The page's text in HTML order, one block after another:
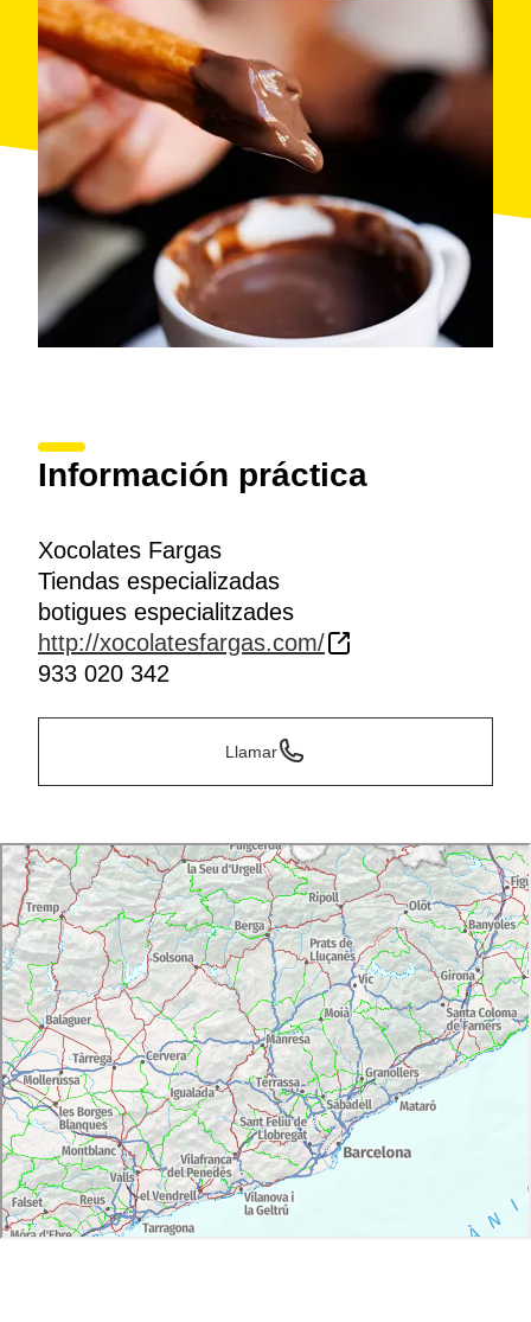
Información práctica
Xocolates Fargas
Tiendas especializadas
botigues especialitzades
http://xocolatesfargas.com/
933 020 342
Llamar